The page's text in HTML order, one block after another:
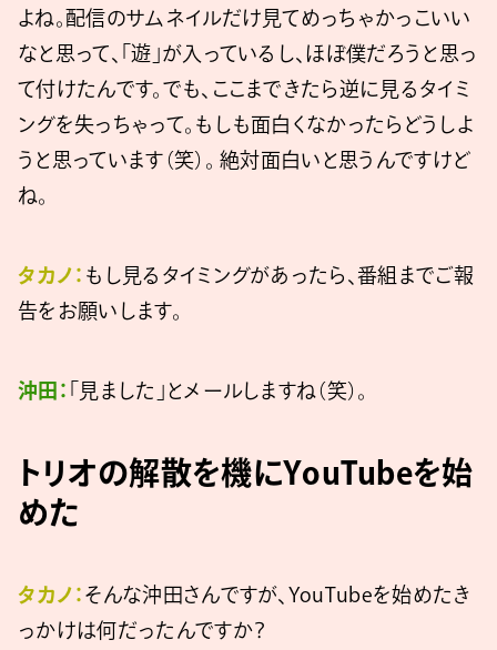
よね。配信のサムネイルだけ見てめっちゃかっこいい
なと思って、「遊」が入っているし、ほぼ僕だろうと思っ
て付けたんです。でも、ここまできたら逆に見るタイミ
ングを失っちゃって。もしも面白くなかったらどうしよ
うと思っています（笑）。 絶対面白いと思うんですけど
ね。
タカノ： もし見るタイミングがあったら、番組までご報
告をお願いします。
沖田： 「見ました」とメールしますね（笑）。
トリオの解散を機にYouTubeを始
めた
タカノ： そんな沖田さんですが、YouTubeを始めたき
っかけは何だったんですか？